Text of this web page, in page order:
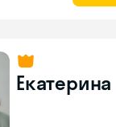
Екатерина